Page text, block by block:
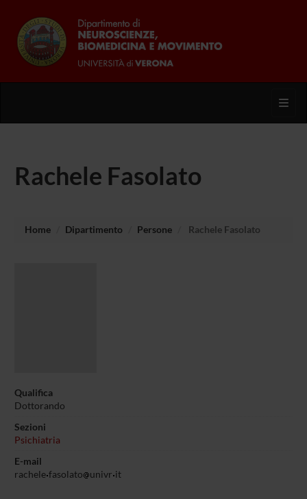
Rachele Fasolato
Home Dipartimento Persone Rachele Fasolato
Qualifica
Dottorando
Sezioni
Psichiatria
E-mail
rachele fasolato univr it